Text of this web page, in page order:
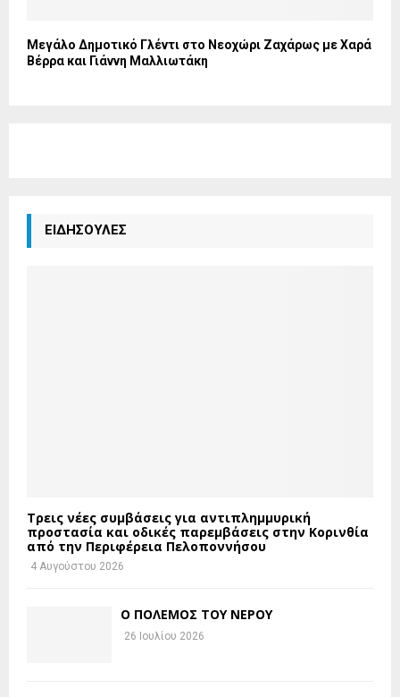
Μεγάλο Δημοτικό Γλέντι στο Νεοχώρι Ζαχάρως με Χαρά
Βέρρα και Γιάννη Μαλλιωτάκη
ΕΙΔΗΣΟΥΛΕΣ
Τρεις νέες συμβάσεις για αντιπλημμυρική
προστασία και οδικές παρεμβάσεις στην Κορινθία
από την Περιφέρεια Πελοποννήσου
4 Αυγούστου 2026
Ο ΠΟΛΕΜΟΣ ΤΟΥ ΝΕΡΟΥ
26 Ιουλίου 2026